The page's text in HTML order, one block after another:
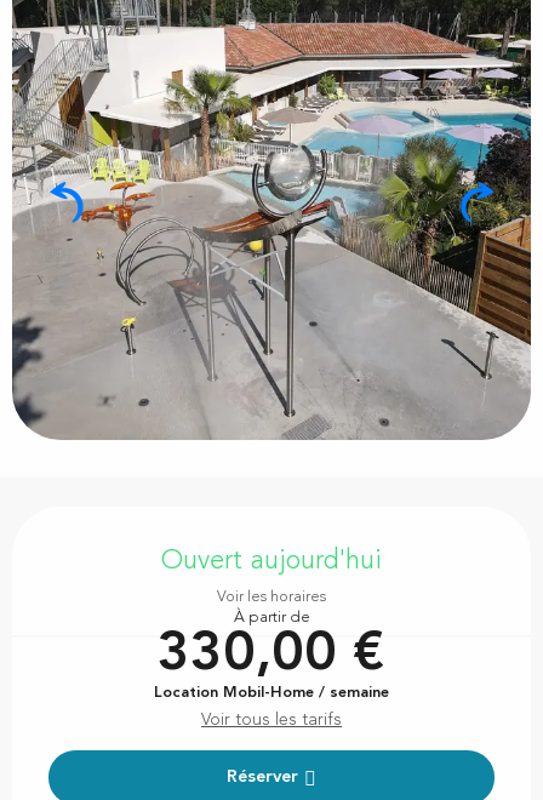
Ouvert aujourd'hui
Voir les horaires
À partir de
330,00 €
Location Mobil-Home / semaine
Voir tous les tarifs
Réserver